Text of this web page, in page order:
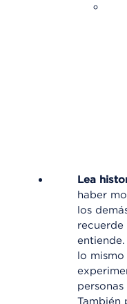
Lea
haber
los
recuerde
lo
También